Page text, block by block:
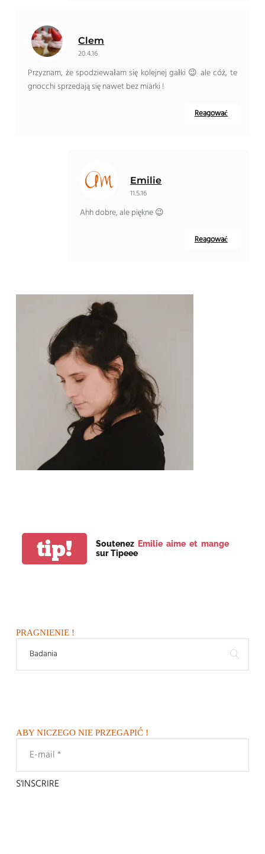
Clem
20.4.16
Przyznam, że spodziewałam się kolejnej gałki 😉 ale cóż, te
gnocchi sprzedają się nawet bez miarki !
Reagować
Emilie
11.5.16
Ahh dobre, ale piękne 😉
Reagować
tip! Soutenez Emilie aime et mange
sur Tipeee
PRAGNIENIE !
ABY NICZEGO NIE PRZEGAPIĆ !